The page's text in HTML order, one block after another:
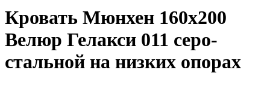
Кровать Мюнхен 160х200
Велюр Гелакси 011 серо-
стальной на низких опорах